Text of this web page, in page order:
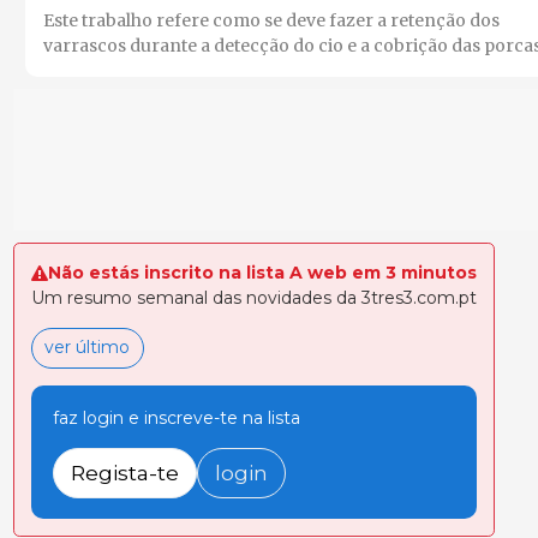
Este trabalho refere como se deve fazer a retenção dos
varrascos durante a detecção do cio e a cobrição das
Não estás inscrito na lista A web em 3 minutos
Um resumo semanal das novidades da 3tres3.com.pt
ver último
faz login e inscreve-te na lista
Regista-te login